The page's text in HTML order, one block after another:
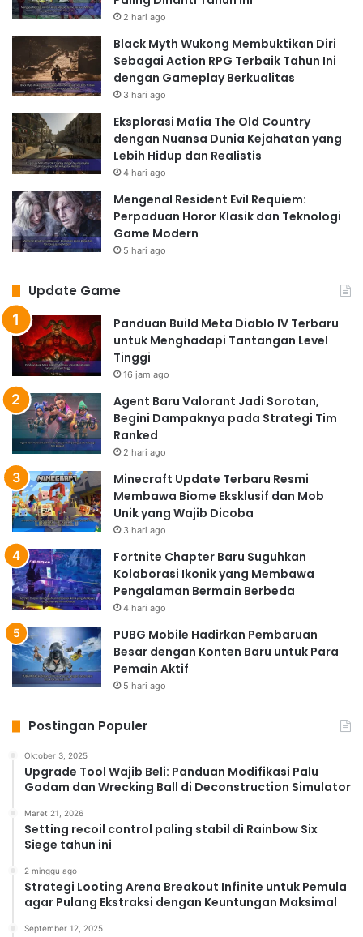
2 hari ago
Black Myth Wukong Membuktikan Diri
Sebagai Action RPG Terbaik Tahun Ini
dengan Gameplay Berkualitas
3 hari ago
Eksplorasi Mafia The Old Country
dengan Nuansa Dunia Kejahatan yang
Lebih Hidup dan Realistis
4 hari ago
Mengenal Resident Evil Requiem:
Perpaduan Horor Klasik dan Teknologi
Game Modern
5 hari ago
Update Game
Panduan Build Meta Diablo IV Terbaru
untuk Menghadapi Tantangan Level
Tinggi
16 jam ago
Agent Baru Valorant Jadi Sorotan,
Begini Dampaknya pada Strategi Tim
Ranked
2 hari ago
Minecraft Update Terbaru Resmi
Membawa Biome Eksklusif dan Mob
Unik yang Wajib Dicoba
3 hari ago
Fortnite Chapter Baru Suguhkan
Kolaborasi Ikonik yang Membawa
Pengalaman Bermain Berbeda
4 hari ago
PUBG Mobile Hadirkan Pembaruan
Besar dengan Konten Baru untuk Para
Pemain Aktif
5 hari ago
Postingan Populer
Oktober 3, 2025
Upgrade Tool Wajib Beli: Panduan Modifikasi Palu
Godam dan Wrecking Ball di Deconstruction Simulator
Maret 21, 2026
Setting recoil control paling stabil di Rainbow Six
Siege tahun ini
2 minggu ago
Strategi Looting Arena Breakout Infinite untuk Pemula
agar Pulang Ekstraksi dengan Keuntungan Maksimal
September 12, 2025